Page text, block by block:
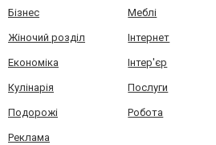
Бізнес Меблі
Жіночий розділ Інтернет
Економіка Інтер'єр
Кулінарія Послуги
Подорожі Робота
Реклама